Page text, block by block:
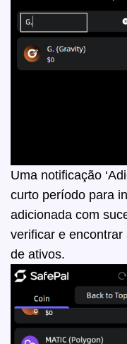
Uma notificação
curto período para
adicionada com
verificar e encontrar
de ativos.